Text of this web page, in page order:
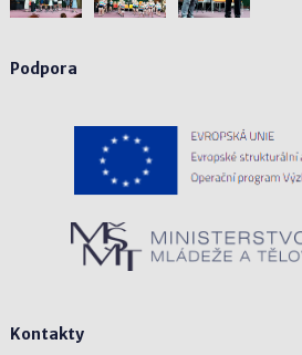
Podpora
Kontakty